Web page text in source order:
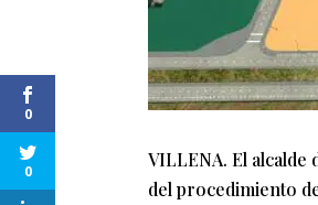
VILLENA. El alcalde
del procedimiento
0
0